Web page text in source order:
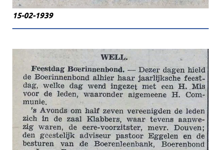
15-02-1939